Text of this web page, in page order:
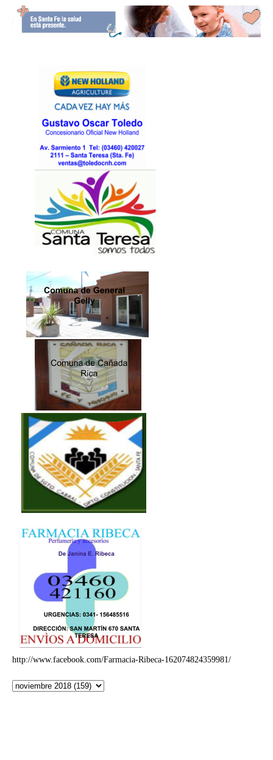
http://www.facebook.com/Farmacia-Ribeca-162074824359981/